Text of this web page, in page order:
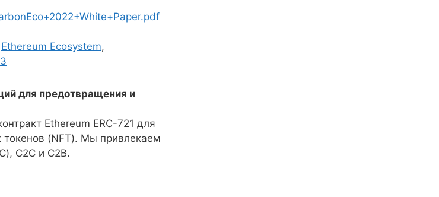
Ethereum Ecosystem,
для предотвращения и
Ethereum ERC-721 для
токенов (NFT). Мы привлекаем
C2C и C2B.